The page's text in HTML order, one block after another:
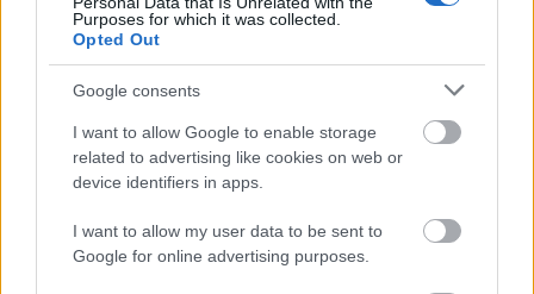
Purposes for which it was collected.
Opted Out
Google consents
I want to allow Google to enable storage
related to advertising like cookies on web or
device identifiers in apps.
I want to allow my user data to be sent to
Google for online advertising purposes.